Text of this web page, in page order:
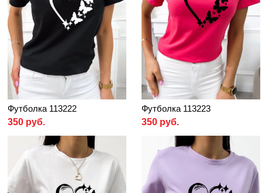
Футболка 113222
350 руб.
Футболка 113223
350 руб.